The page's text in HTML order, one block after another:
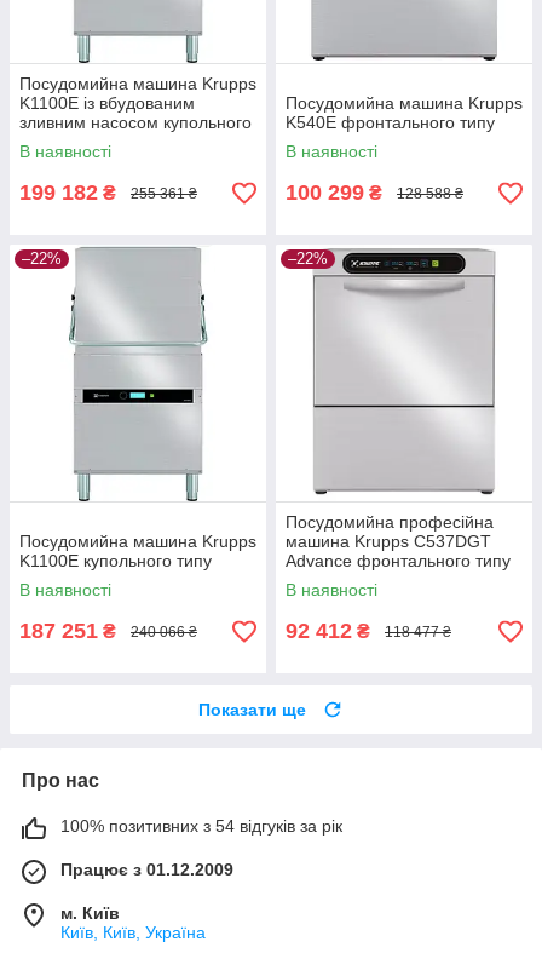
Посудомийна машина Krupps
K1100E із вбудованим
зливним насосом купольного
типу
В наявності
199 182 ₴ 255 361 ₴
Посудомийна машина Krupps
K540E фронтального типу
В наявності
100 299 ₴ 128 588 ₴
–22%
Посудомийна машина Krupps
K1100E купольного типу
В наявності
187 251 ₴ 240 066 ₴
–22%
Посудомийна професійна
машина Krupps C537DGT
Advance фронтального типу
В наявності
92 412 ₴ 118 477 ₴
Показати ще
Про нас
100% позитивних з 54 відгуків за рік
Працює з 01.12.2009
м. Київ
Київ, Київ, Україна